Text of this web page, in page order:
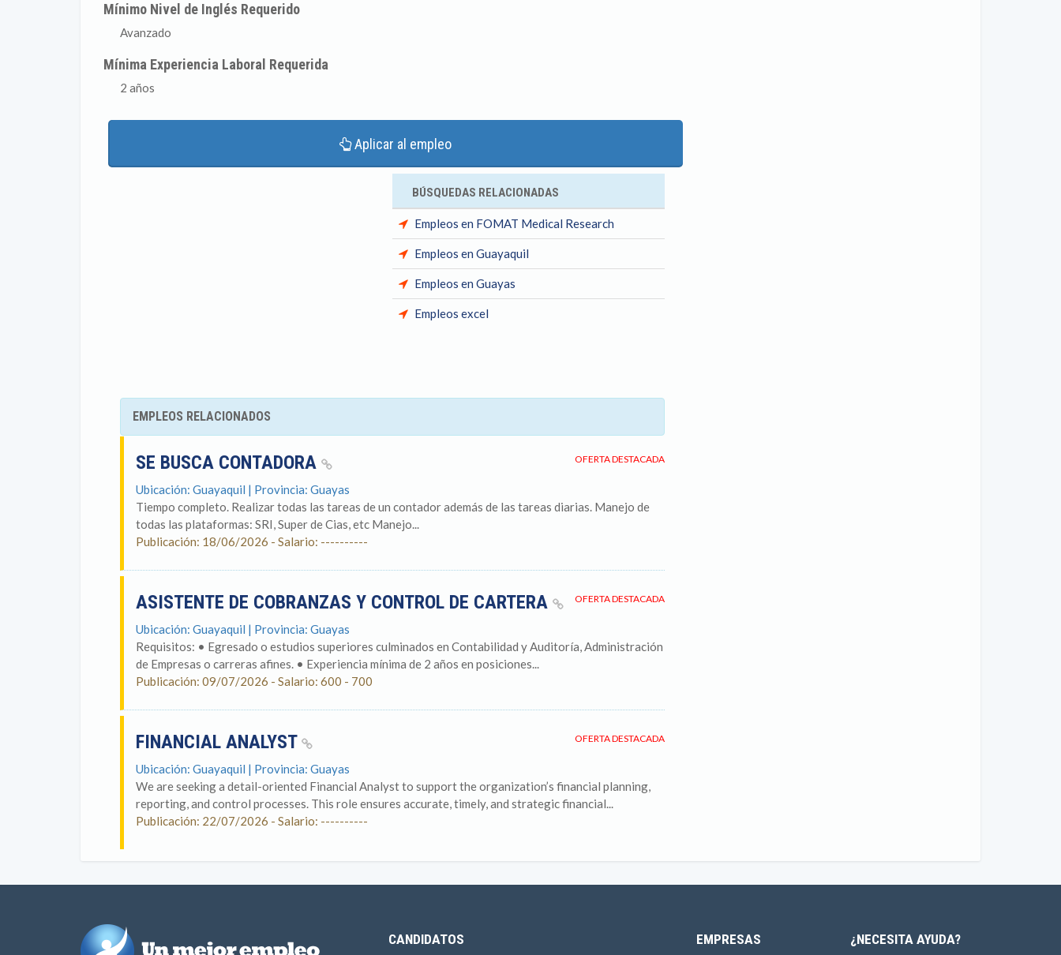
Mínimo Nivel de Inglés Requerido
Avanzado
Mínima Experiencia Laboral Requerida
2 años
Aplicar al empleo
BÚSQUEDAS RELACIONADAS
Empleos en FOMAT Medical Research
Empleos en Guayaquil
Empleos en Guayas
Empleos excel
EMPLEOS RELACIONADOS
OFERTA DESTACADA
SE BUSCA CONTADORA
Ubicación: Guayaquil | Provincia: Guayas
Tiempo completo. Realizar todas las tareas de un contador además de las tareas diarias. Manejo de
todas las plataformas: SRI, Super de Cias, etc Manejo...
Publicación: 18/06/2026 - Salario: ----------
OFERTA DESTACADA
ASISTENTE DE COBRANZAS Y CONTROL DE CARTERA
Ubicación: Guayaquil | Provincia: Guayas
Requisitos: • Egresado o estudios superiores culminados en Contabilidad y Auditoría, Administración
de Empresas o carreras afines. • Experiencia mínima de 2 años en posiciones...
Publicación: 09/07/2026 - Salario: 600 - 700
OFERTA DESTACADA
FINANCIAL ANALYST
Ubicación: Guayaquil | Provincia: Guayas
We are seeking a detail-oriented Financial Analyst to support the organization’s financial planning,
reporting, and control processes. This role ensures accurate, timely, and strategic financial...
Publicación: 22/07/2026 - Salario: ----------
CANDIDATOS EMPRESAS ¿NECESITA AYUDA?